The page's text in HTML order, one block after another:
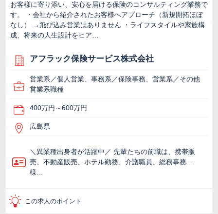
お客様に寄り添い、安心を届ける保険のコンサルティング業務で
す。 ・会社から紹介されたお客様へアプローチ（新規開拓ほぼ
なし） →飛び込み営業はありません ・ライフスタイルや家族構
成、将来の人生設計をヒア…
アフラック保険サービス株式会社
営業系／個人営業、事務系／保険事務、営業系／その他
営業系職種
400万円～600万円
広島県
＼異業種出身者が活躍中／ 先輩たちの前職は、携帯販
売、不動産販売、ホテル勤務、介護職員、総務事務…
様…
この求人のポイント